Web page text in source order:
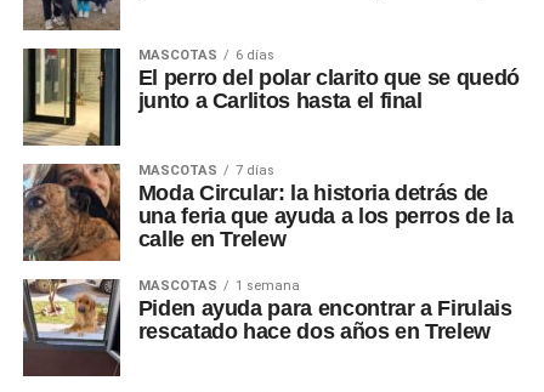
MASCOTAS 6 días
El perro del polar clarito que se quedó
junto a Carlitos hasta el final
MASCOTAS 7 días
Moda Circular: la historia detrás de
una feria que ayuda a los perros de la
calle en Trelew
MASCOTAS 1 semana
Piden ayuda para encontrar a Firulais
rescatado hace dos años en Trelew